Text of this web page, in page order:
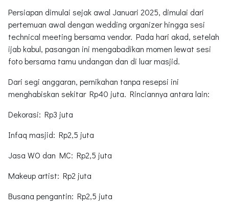
Persiapan dimulai sejak awal Januari 2025, dimulai dari
pertemuan awal dengan wedding organizer hingga sesi
technical meeting bersama vendor. Pada hari akad, setelah
ijab kabul, pasangan ini mengabadikan momen lewat sesi
foto bersama tamu undangan dan di luar masjid.
Dari segi anggaran, pernikahan tanpa resepsi ini
menghabiskan sekitar Rp40 juta. Rinciannya antara lain:
Dekorasi: Rp3 juta
Infaq masjid: Rp2,5 juta
Jasa WO dan MC: Rp2,5 juta
Makeup artist: Rp2 juta
Busana pengantin: Rp2,5 juta